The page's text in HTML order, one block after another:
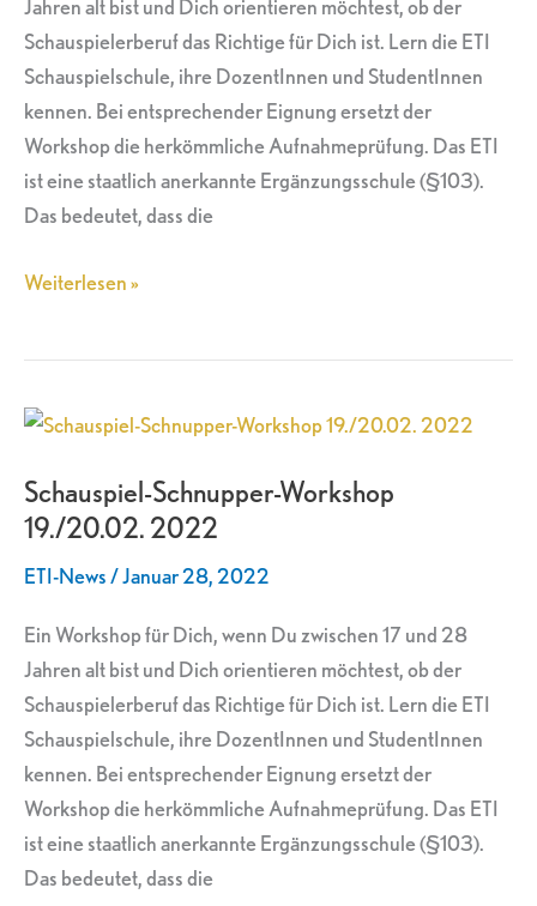
Jahren alt bist und Dich orientieren möchtest, ob der
Schauspielerberuf das Richtige für Dich ist. Lern die ETI
Schauspielschule, ihre DozentInnen und StudentInnen
kennen. Bei entsprechender Eignung ersetzt der
Workshop die herkömmliche Aufnahmeprüfung. Das ETI
ist eine staatlich anerkannte Ergänzungsschule (§103).
Das bedeutet, dass die
Weiterlesen »
Schauspiel-Schnupper-Workshop
19./20.02. 2022
ETI-News/Januar 28, 2022
Ein Workshop für Dich, wenn Du zwischen 17 und 28
Jahren alt bist und Dich orientieren möchtest, ob der
Schauspielerberuf das Richtige für Dich ist. Lern die ETI
Schauspielschule, ihre DozentInnen und StudentInnen
kennen. Bei entsprechender Eignung ersetzt der
Workshop die herkömmliche Aufnahmeprüfung. Das ETI
ist eine staatlich anerkannte Ergänzungsschule (§103).
Das bedeutet, dass die
Schauspiel-
Workshop
19./20.02.